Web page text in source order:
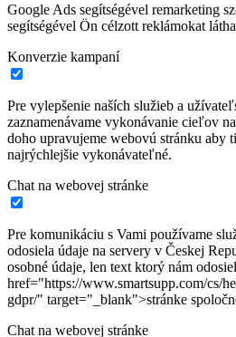
Google Ads segítségével remarketing
segítségével Ön célzott reklámokat
Konverzie kampaní
Pre vylepšenie naších služieb a
zaznamenávame vykonávanie cieľov
doho upravujeme webovú stránku aby
najrýchlejšie vykonávateľné.
Chat na webovej stránke
Pre komunikáciu s Vami používame
odosiela údaje na servery v Českej
osobné údaje, len text ktorý nám
href="https://www.smartsupp.com/cs/
gdpr/" target="_blank">stránke
Chat na webovej stránke